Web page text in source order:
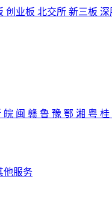
创业板 北交所 新三板
皖 闽 赣 鲁 豫 鄂 湘 粤 桂
他服务